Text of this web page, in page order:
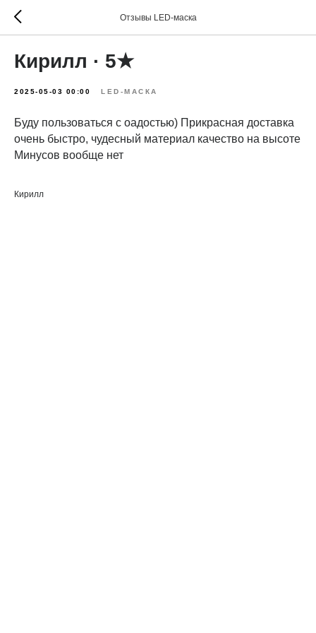
Отзывы LED-маска
Кирилл · 5★
2025-05-03 00:00 LED-МАСКА
Буду пользоваться с оадостью) Прикрасная доставка
очень быстро, чудесный материал качество на высоте
Минусов вообще нет
Кирилл